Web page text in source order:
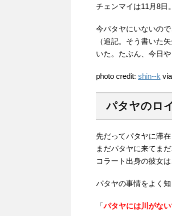
チェンマイは11月8日。
今パタヤにいないの
（追記。そう書いた
いた。たぶん、今日や
photo credit: shin--k via
パタヤのロ
先だってパタヤに滞在
まだパタヤに来てま
コラート出身の彼女
パタヤの事情をよく
「パタヤには川がな